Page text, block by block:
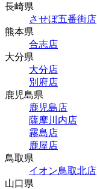
長崎県
させぼ五番街店
熊本県
合志店
大分県
大分店
別府店
鹿児島県
鹿児島店
薩摩川内店
霧島店
鹿屋店
鳥取県
イオン鳥取北店
山口県